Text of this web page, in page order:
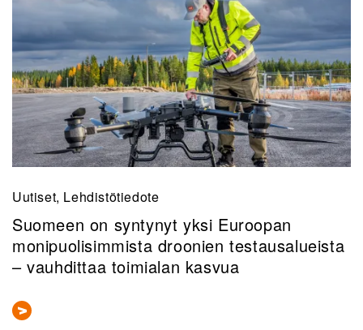
Uutiset, Lehdistötiedote
Suomeen on syntynyt yksi Euroopan
monipuolisimmista droonien testausalueista
– vauhdittaa toimialan kasvua